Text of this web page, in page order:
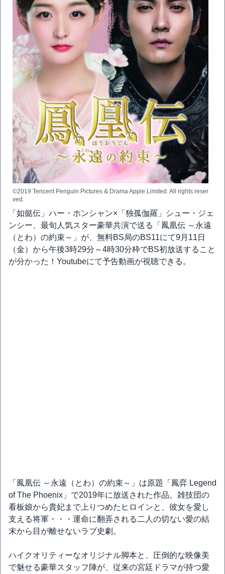
©2019 Tencent Penguin Pictures & Drama Apple Limited. All rights reser
ved.
「如懿伝」ハー・ホンシャン×「独孤伽羅」シュー・ジェ
ンシー、最旬人気スター豪華共演で送る「鳳凰伝 ～永遠
（とわ）の約束～」が、無料BS局のBS11にて9月11日
（金）から午後3時29分～4時30分枠でBS初放送すること
が分かった！Youtubeにて予告動画が視聴できる。
「鳳凰伝 ～永遠（とわ）の約束～」は原題「鳳弈 Legend
of The Phoenix」で2019年に放送された作品。雑技団の
看板娘から貴妃まで上りつめたヒロインと、彼女を愛し
支える将軍・・・運命に翻弄される二人の切ない愛の結
末から目が離せないラブ史劇。
ハイクオリティーなオリジナル脚本と、圧倒的な映像美
で魅せる豪華スタッフ陣が、従来の宮廷ドラマが持つ愛